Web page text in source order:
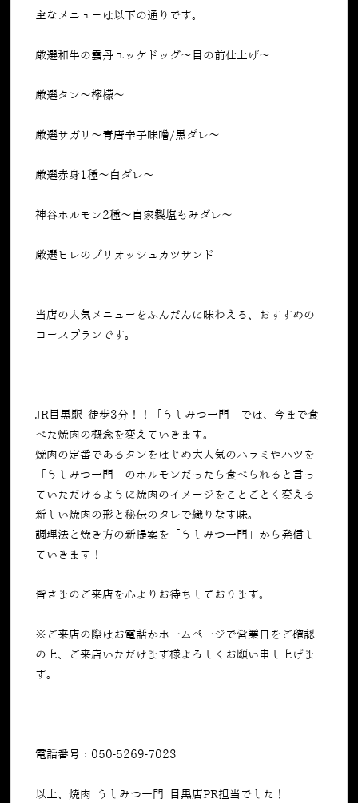
主なメニューは以下の通りです。
厳選和牛の雲丹ユッケドッグ～目の前仕上げ～
厳選タン～檸檬～
厳選サガリ～青唐辛子味噌/黒ダレ～
厳選赤身1種～白ダレ～
神谷ホルモン2種～自家製塩もみダレ～
厳選ヒレのブリオッシュカツサンド
当店の人気メニューをふんだんに味わえる、おすすめの
コースプランです。
JR目黒駅 徒歩3分！！「うしみつ一門」では、今まで食
べた焼肉の概念を変えていきます。
焼肉の定番であるタンをはじめ大人気のハラミやハツを
「うしみつ一門」のホルモンだったら食べられると言っ
ていただけるように焼肉のイメージをことごとく変える
新しい焼肉の形と秘伝のタレで織りなす味。
調理法と焼き方の新提案を「うしみつ一門」から発信し
ていきます！
皆さまのご来店を心よりお待ちしております。
※ご来店の際はお電話かホームページで営業日をご確認
の上、ご来店いただけます様よろしくお願い申し上げま
す。
電話番号：050-5269-7023
以上、焼肉 うしみつ一門 目黒店PR担当でした！